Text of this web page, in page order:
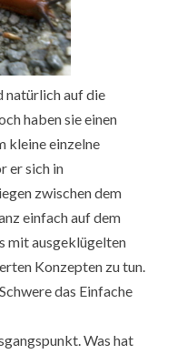
natürlich auf die
haben sie einen
kleine einzelne
er sich in
zwischen dem
einfach auf dem
mit ausgeklügelten
Konzepten zu tun.
das Einfache
Was hat